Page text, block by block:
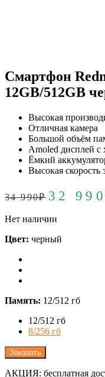
Смартфон
12GB/512GB
Высокая
Отличная камера
Большой объём
Amoled дисплей с
Ёмкий
Высокая скорость
34 990₽ 32
Нет наличии
Цвет: черный
Память: 12/512 гб
12/512 гб
8/256 гб
Заказать
АКЦИЯ: бесплатная